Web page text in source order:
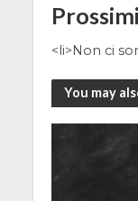
<li>Non ci
You may